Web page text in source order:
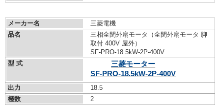
メーカー名
三菱電機
品名
三相全閉外扇モータ（全閉外扇モータ 脚
取付 400V 屋外）
SF-PRO-18.5kW-2P-400V
型 式
三菱モーター
SF-PRO-18.5kW-2P-400V
出力
18.5
極数
2